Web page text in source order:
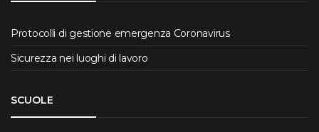
Protocolli di gestione emergenza Coronavirus
Sicurezza nei luoghi di lavoro
SCUOLE